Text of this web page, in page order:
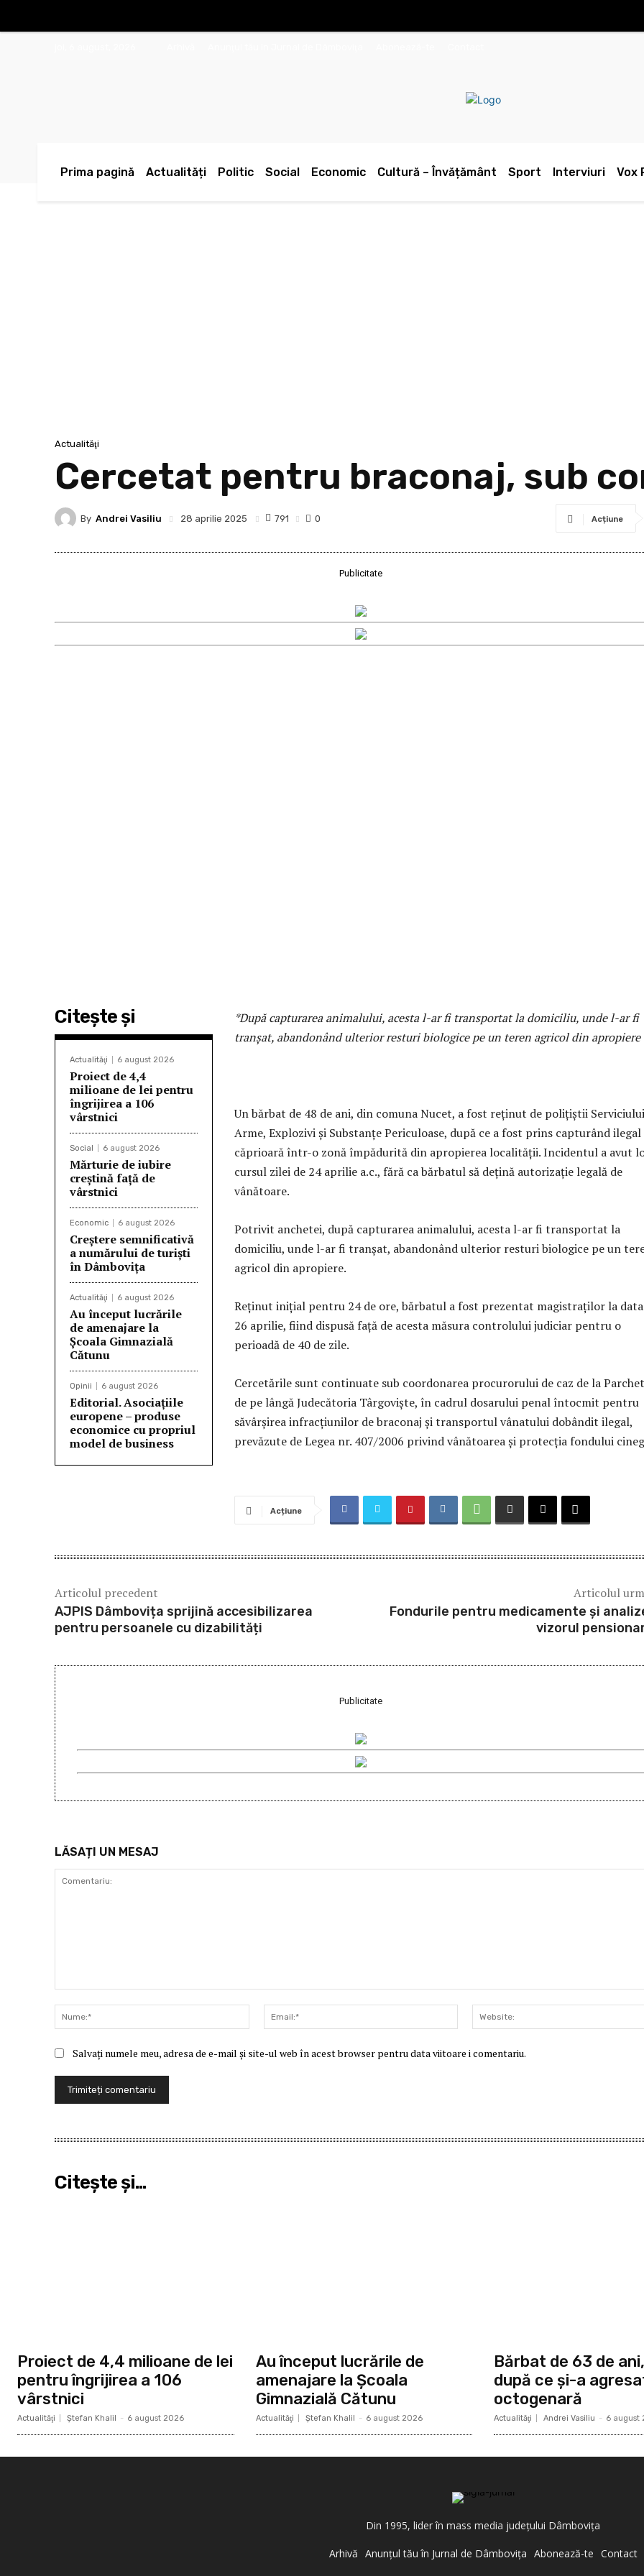
Prima pagină Actualități Politic Social Economic Cultură – Învățământ Sport Interviuri Vox
Actualităţi
Cercetat pentru braconaj, sub
By Andrei Vasiliu 28 aprilie 2025 791 0 Acțiune
Publicitate
Citeşte şi
Actualităţi 6 august 2026
Proiect de 4,4
milioane de lei pentru
îngrijirea a 106
vârstnici
Social 6 august 2026
Mărturie de iubire
creștină față de
vârstnici
Economic 6 august 2026
Creștere semnificativă
a numărului de turiști
în Dâmbovița
Actualităţi 6 august 2026
Au început lucrările
de amenajare la
Școala Gimnazială
Cătunu
Opinii 6 august 2026
Editorial. Asociațiile
europene – produse
economice cu propriul
model de business
*După capturarea animalului, acesta l-ar fi transportat la domiciliu, unde l-ar fi
tranșat, abandonând ulterior resturi biologice pe un teren agricol din apropiere
Un bărbat de 48 de ani, din comuna Nucet, a fost reținut de polițiștii Serviciului
Arme, Explozivi și Substanțe Periculoase, după ce a fost prins capturând ilegal
căprioară într-o zonă împădurită din apropierea localității. Incidentul a avut
cursul zilei de 24 aprilie a.c., fără ca bărbatul să dețină autorizație legală de
vânătoare.
Potrivit anchetei, după capturarea animalului, acesta l-ar fi transportat la
domiciliu, unde l-ar fi tranșat, abandonând ulterior resturi biologice pe un
agricol din apropiere.
Reținut inițial pentru 24 de ore, bărbatul a fost prezentat magistraților la
26 aprilie, fiind dispusă față de acesta măsura controlului judiciar pentru o
perioadă de 40 de zile.
Cercetările sunt continuate sub coordonarea procurorului de caz de la
de pe lângă Judecătoria Târgoviște, în cadrul dosarului penal întocmit pentru
săvârșirea infracțiunilor de braconaj și transportul vânatului dobândit ilegal,
prevăzute de Legea nr. 407/2006 privind vânătoarea și protecția fondului
Acțiune
Articolul precedent
AJPIS Dâmbovița sprijină accesibilizarea
pentru persoanele cu dizabilități
Articolul
Fondurile pentru medicamente și
vizorul
Publicitate
LĂSAȚI UN MESAJ
Nume:*
Email:*
Salvați numele meu, adresa de e-mail și site-ul web în acest browser pentru data viitoare i comentariu.
Citeşte şi...
Proiect de 4,4 milioane de lei
pentru îngrijirea a 106
vârstnici
Actualităţi Ştefan Khalil - 6 august 2026
Au început lucrările de
amenajare la Școala
Gimnazială Cătunu
Actualităţi Ştefan Khalil - 6 august 2026
Bărbat de 63 de
după ce și-a
octogenară
Actualităţi Andrei Vasiliu - 6 august
Din 1995, lider în mass media judeţului Dâmboviţa
Arhivă Anunţul tău în Jurnal de Dâmboviţa Abonează-te Contact